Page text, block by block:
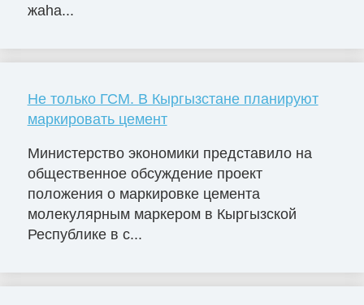
жаһа...
Не только ГСМ. В Кыргызстане планируют
маркировать цемент
Министерство экономики представило на
общественное обсуждение проект
положения о маркировке цемента
молекулярным маркером в Кыргызской
Республике в с...